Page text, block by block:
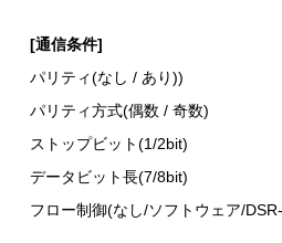
[通信条件]
パリティ(なし / あり))
パリティ方式(偶数 / 奇数)
ストップビット(1/2bit)
データビット長(7/8bit)
フロー制御(なし/ソフトウェア/